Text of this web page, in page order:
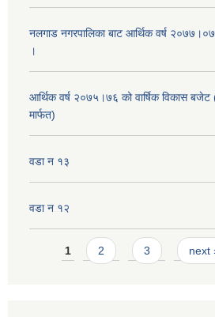
नलगाड नगरपालिका बाट आर्थिक वर्ष
।
आर्थिक वर्ष २०७५।७६ को वार्षिक विकास
मार्फत)
वडा न १३
वडा न १२
Pages
1 2 3 next